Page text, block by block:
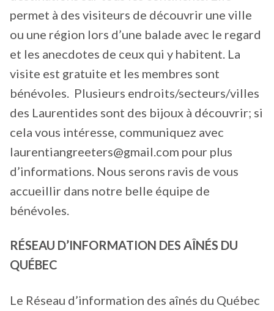
permet à des visiteurs de découvrir une ville
ou une région lors d’une balade avec le regard
et les anecdotes de ceux qui y habitent. La
visite est gratuite et les membres sont
bénévoles. Plusieurs endroits/secteurs/villes
des Laurentides sont des bijoux à découvrir; si
cela vous intéresse, communiquez avec
laurentiangreeters@gmail.com pour plus
d’informations. Nous serons ravis de vous
accueillir dans notre belle équipe de
bénévoles.
RÉSEAU D’INFORMATION DES AÎNÉS DU
QUÉBEC
Le Réseau d’information des aînés du Québec